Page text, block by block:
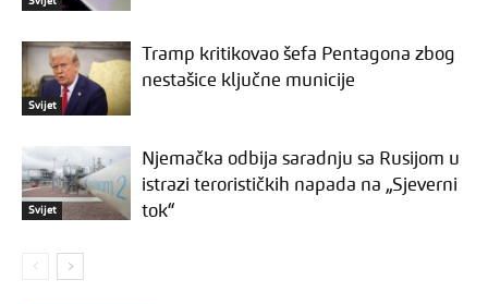
Svijet
Tramp kritikovao šefa Pentagona zbog
nestašice ključne municije
Svijet
Njemačka odbija saradnju sa Rusijom u
istrazi terorističkih napada na „Sjeverni
tok“